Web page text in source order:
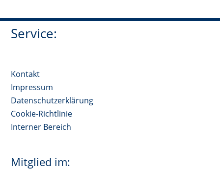
Service:
Kontakt
Impressum
Datenschutzerklärung
Cookie-Richtlinie
Interner Bereich
Mitglied im: